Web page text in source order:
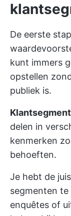
De eerste
kunt immers
opstellen
publiek is.
delen in
kenmerken
behoeften.
Je hebt de
segmenten
enquêtes of